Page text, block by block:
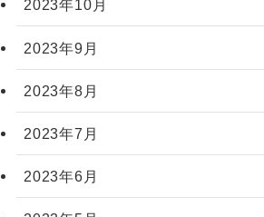
2023年10月
2023年9月
2023年8月
2023年7月
2023年6月